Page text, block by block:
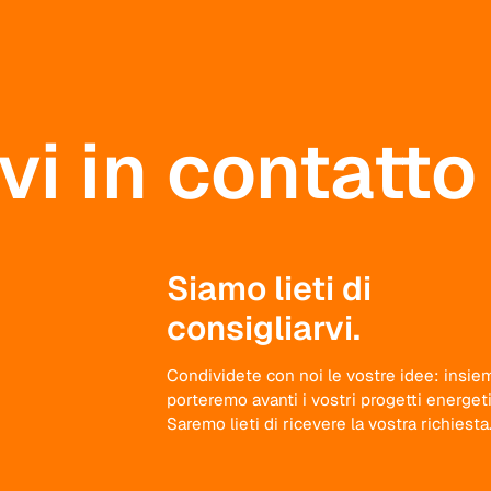
in contatto
Siamo lieti di
consigliarvi.
Condividete con noi le vostre idee:
porteremo avanti i vostri progetti
Saremo lieti di ricevere la vostra richiesta.